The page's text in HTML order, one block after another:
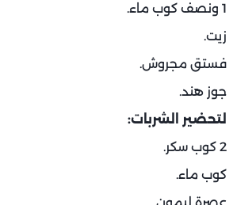
1 ونصف كوب ماء.
زيت.
فستق مجروش.
جوز هند.
لتحضير الشربات:
2 كوب سكر.
كوب ماء.